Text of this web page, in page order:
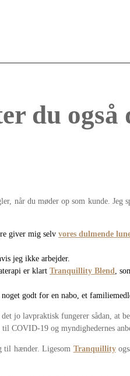
du
når du møder op som kunde.
giver mig selv vores dulmende
jeg ikke arbejder.
er klart Tranquillity Blend ,
godt for en nabo, et
jo lavpraktisk fungerer sådan,
19 og myndighedernes
til hænder. Ligesom Tranquillity